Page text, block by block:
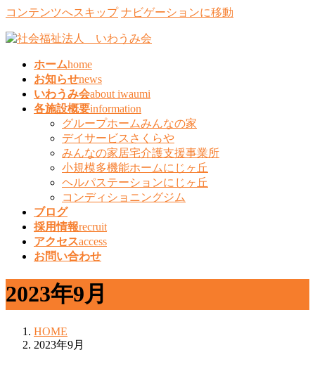
コンテンツへスキップ ナビゲーションに移動
ホームhome
お知らせnews
いわうみ会about iwaumi
各施設概要information
グループホームみんなの家
デイサービスさくらや
みんなの家居宅介護支援事業所
小規模多機能ホームにじヶ丘
ヘルパステーションにじヶ丘
コンディショニングジム
ブログ
採用情報recruit
アクセスaccess
お問い合わせ
2023年9月
HOME
2023年9月